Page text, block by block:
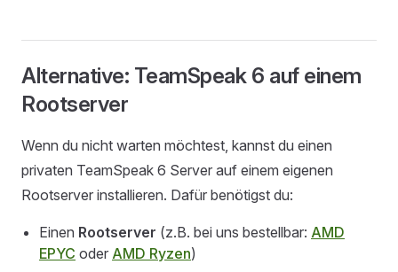
Alternative: TeamSpeak 6 auf einem
Rootserver
Wenn du nicht warten möchtest, kannst du einen
privaten TeamSpeak 6 Server auf einem eigenen
Rootserver installieren. Dafür benötigst du:
Einen Rootserver (z.B. bei uns bestellbar: AMD
EPYC oder AMD Ryzen)